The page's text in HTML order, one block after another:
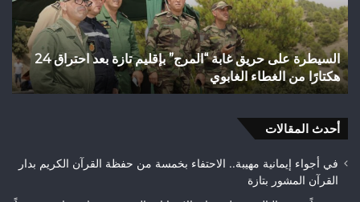
السيطرة على حريق غابة “المرج” بإقليم تازة بعد احتراق 24
إلى
رهان
الترافع
عن
قضايا
تازة
فاطمة السرار.. من التراكم
قضايا تازة
أحدث المقالات
في أجواء إيمانية مهيبة.. الاحتفاء بخمسة من حفظة القرآن الكريم بدار
القرآن المشور بتازة